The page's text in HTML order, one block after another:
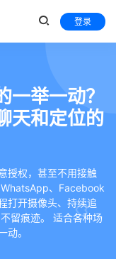
登录
一举一动？
天和定位的
授权，甚至不用接触
、Facebook
打开摄像头、持续追
留痕迹。 适合各种场
动。